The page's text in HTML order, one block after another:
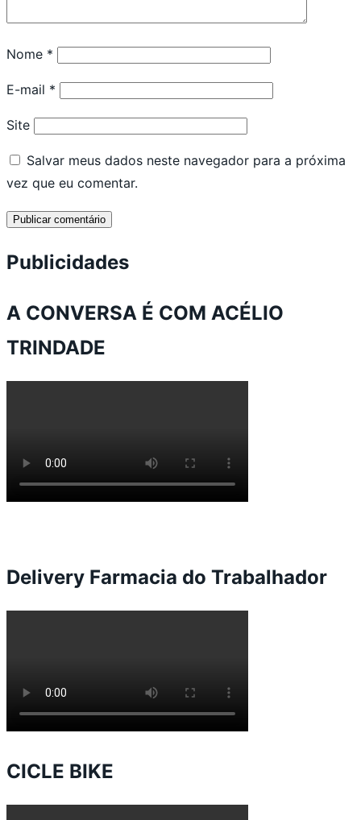
Nome *
E-mail *
Site
Salvar meus dados neste navegador para a próxima
vez que eu comentar.
Publicidades
A CONVERSA É COM ACÉLIO
TRINDADE
Delivery Farmacia do Trabalhador
CICLE BIKE